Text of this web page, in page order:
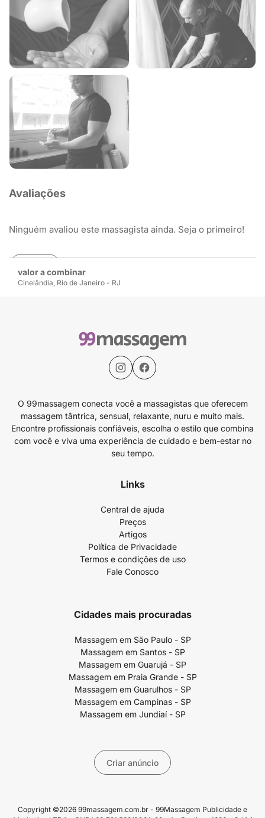
valor a combinar
Cinelândia, Rio de Janeiro - RJ
Avaliações
Ninguém avaliou este massagista ainda. Seja o primeiro!
Avaliar
O 99massagem conecta você a massagistas que oferecem
massagem tântrica, sensual, relaxante, nuru e muito mais.
Encontre profissionais confiáveis, escolha o estilo que combina
com você e viva uma experiência de cuidado e bem-estar no
seu tempo.
Links
Central de ajuda
Preços
Artigos
Política de Privacidade
Termos e condições de uso
Fale Conosco
Cidades mais procuradas
Massagem em São Paulo - SP
Massagem em Santos - SP
Massagem em Guarujá - SP
Massagem em Praia Grande - SP
Massagem em Guarulhos - SP
Massagem em Campinas - SP
Massagem em Jundiaí - SP
Criar anúncio
Copyright ©2026 99massagem.com.br - 99Massagem Publicidade e